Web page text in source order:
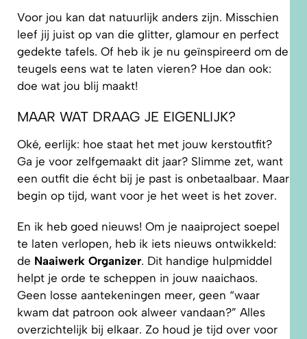
Voor jou kan dat natuurlijk anders zijn. Misschien
leef jij juist op van die glitter, glamour en perfect
gedekte tafels. Of heb ik je nu geïnspireerd om de
teugels eens wat te laten vieren? Hoe dan ook:
doe wat jou blij maakt!
MAAR WAT DRAAG JE EIGENLIJK?
Oké, eerlijk: hoe staat het met jouw kerstoutfit?
Ga je voor zelfgemaakt dit jaar? Slimme zet, want
een outfit die écht bij je past is onbetaalbaar. Maar
begin op tijd, want voor je het weet is het zover.
En ik heb goed nieuws! Om je naaiproject soepel
te laten verlopen, heb ik iets nieuws ontwikkeld:
de Naaiwerk Organizer. Dit handige hulpmiddel
helpt je orde te scheppen in jouw naaichaos.
Geen losse aantekeningen meer, geen “waar
kwam dat patroon ook alweer vandaan?” Alles
overzichtelijk bij elkaar. Zo houd je tijd over voor